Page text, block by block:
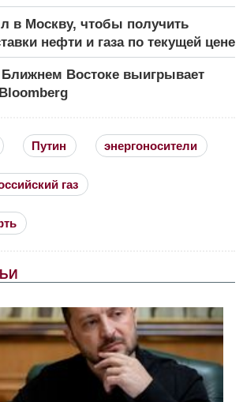
в Москву, чтобы получить
нефти и газа по текущей цене
Востоке выигрывает
Путин энергоносители
газ